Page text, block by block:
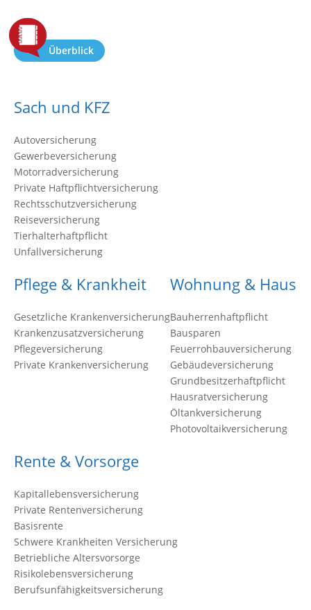
Überblick
Sach und KFZ
Autoversicherung
Gewerbeversicherung
Motorradversicherung
Private Haftpflichtversicherung
Rechtsschutzversicherung
Reiseversicherung
Tierhalterhaftpflicht
Unfallversicherung
Pflege & Krankheit
Gesetzliche Krankenversicherung
Krankenzusatzversicherung
Pflegeversicherung
Private Krankenversicherung
Wohnung & Haus
Bauherrenhaftpflicht
Bausparen
Feuerrohbauversicherung
Gebäudeversicherung
Grundbesitzerhaftpflicht
Hausratversicherung
Öltankversicherung
Photovoltaikversicherung
Rente & Vorsorge
Kapitallebensversicherung
Private Rentenversicherung
Basisrente
Schwere Krankheiten Versicherung
Betriebliche Altersvorsorge
Risikolebensversicherung
Berufsunfähigkeitsversicherung